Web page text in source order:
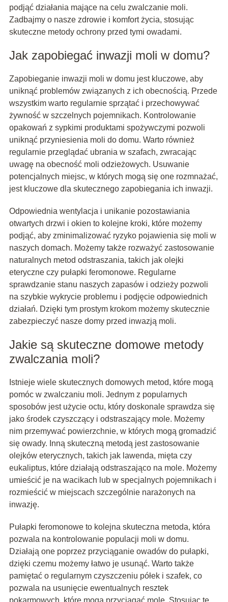
podjąć działania mające na celu zwalczanie moli.
Zadbajmy o nasze zdrowie i komfort życia, stosując
skuteczne metody ochrony przed tymi owadami.
Jak zapobiegać inwazji moli w domu?
Zapobieganie inwazji moli w domu jest kluczowe, aby
uniknąć problemów związanych z ich obecnością. Przede
wszystkim warto regularnie sprzątać i przechowywać
żywność w szczelnych pojemnikach. Kontrolowanie
opakowań z sypkimi produktami spożywczymi pozwoli
uniknąć przyniesienia moli do domu. Warto również
regularnie przeglądać ubrania w szafach, zwracając
uwagę na obecność moli odzieżowych. Usuwanie
potencjalnych miejsc, w których mogą się one rozmnażać,
jest kluczowe dla skutecznego zapobiegania ich inwazji.
Odpowiednia wentylacja i unikanie pozostawiania
otwartych drzwi i okien to kolejne kroki, które możemy
podjąć, aby zminimalizować ryzyko pojawienia się moli w
naszych domach. Możemy także rozważyć zastosowanie
naturalnych metod odstraszania, takich jak olejki
eteryczne czy pułapki feromonowe. Regularne
sprawdzanie stanu naszych zapasów i odzieży pozwoli
na szybkie wykrycie problemu i podjęcie odpowiednich
działań. Dzięki tym prostym krokom możemy skutecznie
zabezpieczyć nasze domy przed inwazją moli.
Jakie są skuteczne domowe metody
zwalczania moli?
Istnieje wiele skutecznych domowych metod, które mogą
pomóc w zwalczaniu moli. Jednym z popularnych
sposobów jest użycie octu, który doskonale sprawdza się
jako środek czyszczący i odstraszający mole. Możemy
nim przemywać powierzchnie, w których mogą gromadzić
się owady. Inną skuteczną metodą jest zastosowanie
olejków eterycznych, takich jak lawenda, mięta czy
eukaliptus, które działają odstraszająco na mole. Możemy
umieścić je na wacikach lub w specjalnych pojemnikach i
rozmieścić w miejscach szczególnie narażonych na
inwazję.
Pułapki feromonowe to kolejna skuteczna metoda, która
pozwala na kontrolowanie populacji moli w domu.
Działają one poprzez przyciąganie owadów do pułapki,
dzięki czemu możemy łatwo je usunąć. Warto także
pamiętać o regularnym czyszczeniu półek i szafek, co
pozwala na usunięcie ewentualnych resztek
pokarmowych, które mogą przyciągać mole. Stosując te